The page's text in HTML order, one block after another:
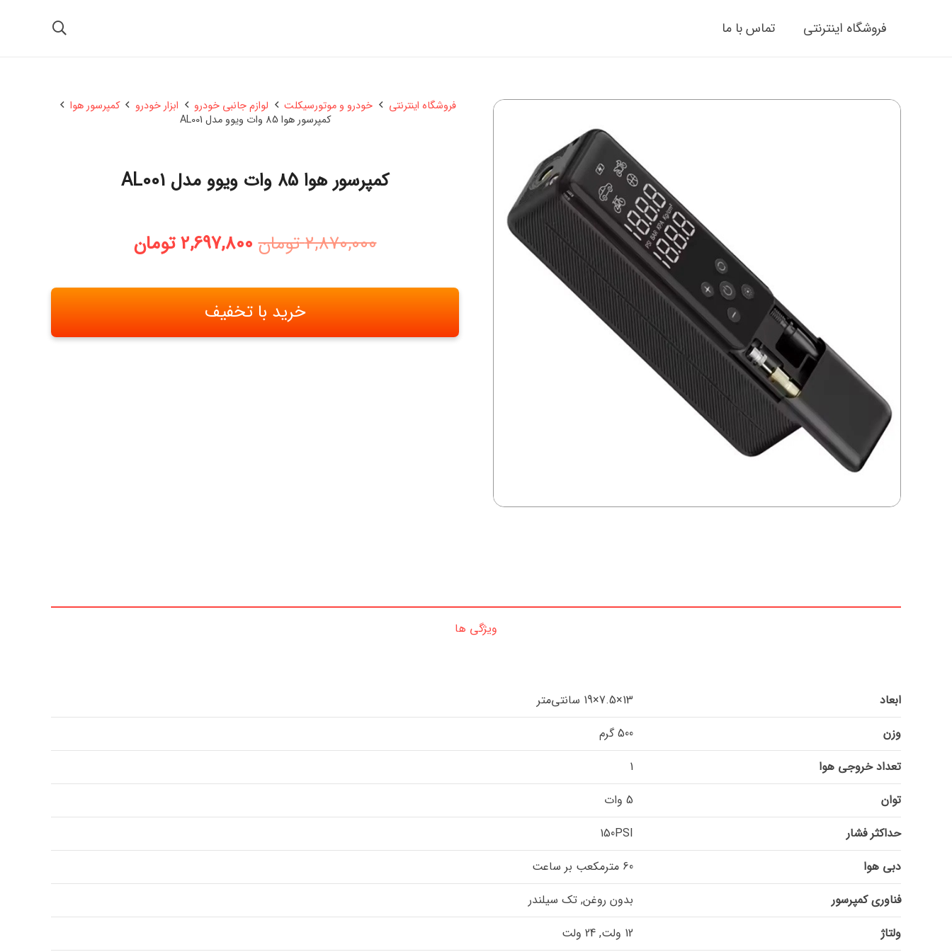
فروشگاه اینترنتی تماس با ما
فروشگاه اینترنتی خودرو و موتورسیکلت لوازم جانبی خودرو ابزار خودرو
کمپرسور هوا
کمپرسور هوا 85 وات ویوو مدل AL001
کمپرسور هوا 85 وات ویوو مدل AL001
2,870,000 تومان قیمت
2,870,000 تومان
بود.
2,697,800 تومانقیمت
2,697,800 تومان.
خرید با تخفیف
ویژگی ها
ابعاد
13×7.5×19 سانتی‌متر
وزن
500 گرم
تعداد خروجی هوا
1
توان
5 وات
حداکثر فشار
150PSI
دبی هوا
60 مترمکعب بر ساعت
فناوری کمپرسور
بدون روغن, تک سیلندر
ولتاژ
12 ولت, 24 ولت